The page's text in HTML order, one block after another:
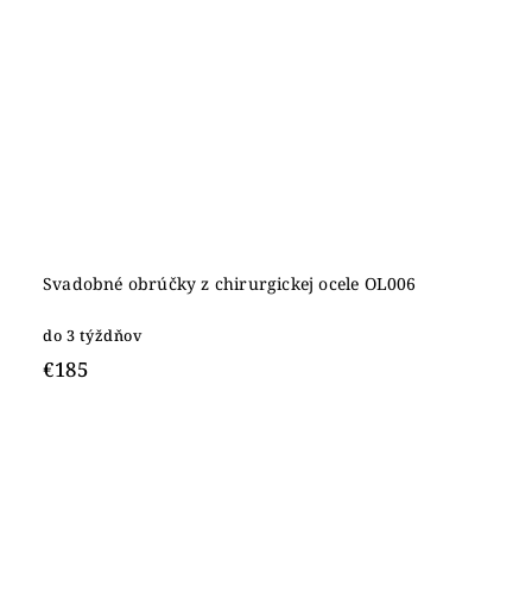
Svadobné obrúčky z chirurgickej ocele OL006
do 3 týždňov
€185